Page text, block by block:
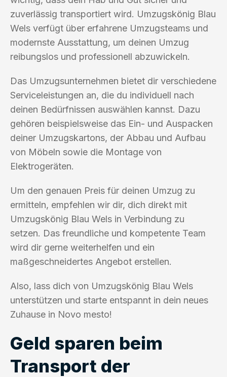
zuverlässig transportiert wird. Umzugskönig Blau
Wels verfügt über erfahrene Umzugsteams und
modernste Ausstattung, um deinen Umzug
reibungslos und professionell abzuwickeln.
Das Umzugsunternehmen bietet dir verschiedene
Serviceleistungen an, die du individuell nach
deinen Bedürfnissen auswählen kannst. Dazu
gehören beispielsweise das Ein- und Auspacken
deiner Umzugskartons, der Abbau und Aufbau
von Möbeln sowie die Montage von
Elektrogeräten.
Um den genauen Preis für deinen Umzug zu
ermitteln, empfehlen wir dir, dich direkt mit
Umzugskönig Blau Wels in Verbindung zu
setzen. Das freundliche und kompetente Team
wird dir gerne weiterhelfen und ein
maßgeschneidertes Angebot erstellen.
Also, lass dich von Umzugskönig Blau Wels
unterstützen und starte entspannt in dein neues
Zuhause in Novo mesto!
Geld sparen beim
Transport der